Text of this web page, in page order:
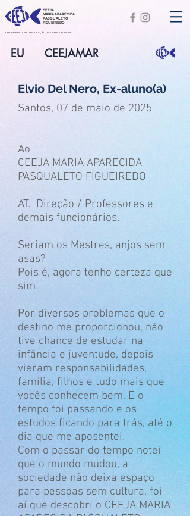
CEEJA
MARIA APARECIDA
PASQUALETO
FIGUEIREDO
CENTRO ESTADUAL DE EDUCAÇÃO DE JOVENS E ADULTOS
EU CEEJAMAR
Elvio Del Nero, Ex-aluno(a)
Santos, 07 de maio de 2025
Ao
CEEJA MARIA APARECIDA
PASQUALETO FIGUEIREDO
AT. Direção / Professores e
demais funcionários.
Seriam os Mestres, anjos sem
asas?
Pois é, agora tenho certeza que
sim!
Por diversos problemas que o
destino me proporcionou, não
tive chance de estudar na
infância e juventude, depois
vieram responsabilidades,
família, filhos e tudo mais que
vocês conhecem bem. E o
tempo foi passando e os
estudos ficando para trás, até o
dia que me aposentei.
Com o passar do tempo notei
que o mundo mudou, a
sociedade não deixa espaço
para pessoas sem cultura, foi
aí que descobri o CEEJA MARIA